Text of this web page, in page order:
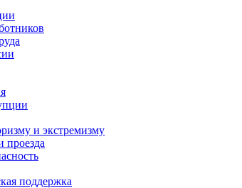
и экстремизму
проезда
поддержка